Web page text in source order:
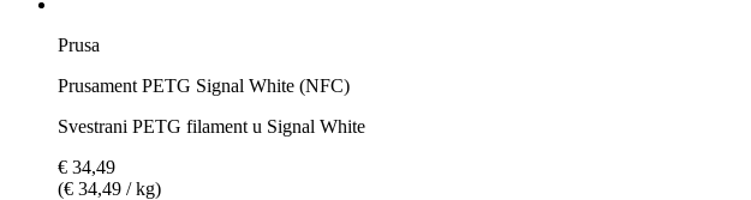
Prusa
Prusament PETG Signal White (NFC)
Svestrani PETG filament u Signal White
€ 34,49
(€ 34,49 / kg)